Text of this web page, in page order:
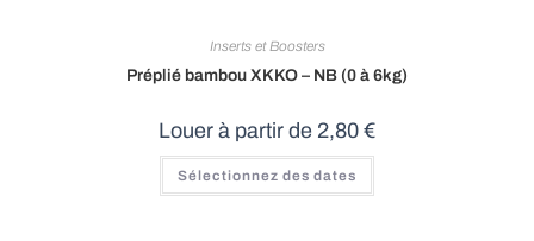
Inserts et Boosters
Préplié bambou XKKO – NB (0 à 6kg)
Louer à partir de 2,80 €
Sélectionnez des dates